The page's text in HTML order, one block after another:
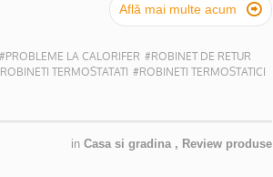
Află mai multe acum 
#PROBLEME LA CALORIFER #ROBINET DE RETUR
TERMOSTATATI #ROBINETI TERMOSTATICI
in Casa si gradina , Review produse